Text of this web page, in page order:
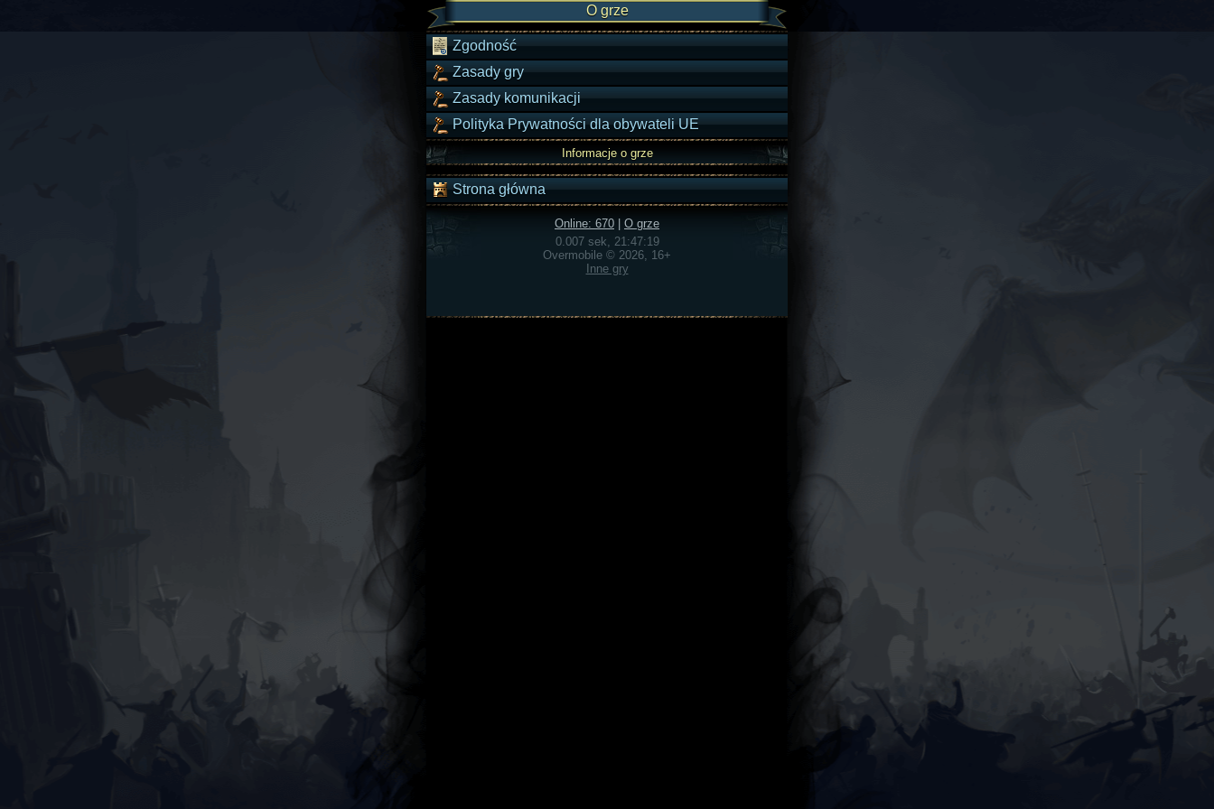
O grze
Zgodność
Zasady gry
Zasady komunikacji
Polityka Prywatności dla obywateli UE
Informacje o grze
Strona główna
Online: 670
O grze
0.007 sek, 21:47:19
Overmobile © 2026, 16+
Inne gry